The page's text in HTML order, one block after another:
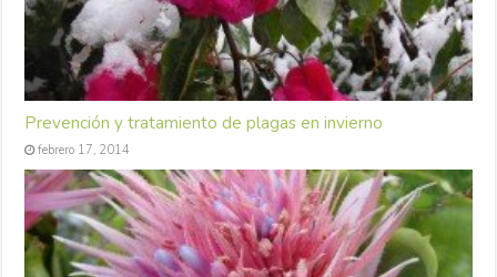
Prevención y tratamiento de plagas en invierno
febrero 17, 2014